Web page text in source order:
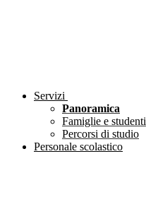
Servizi
Panoramica
Famiglie e studenti
Percorsi di studio
Personale scolastico